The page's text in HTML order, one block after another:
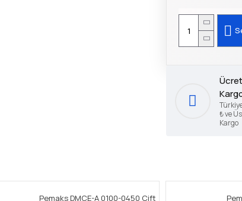
₺ ve
Kargo
Pemaks DMCE-A 0100-0450 Çift